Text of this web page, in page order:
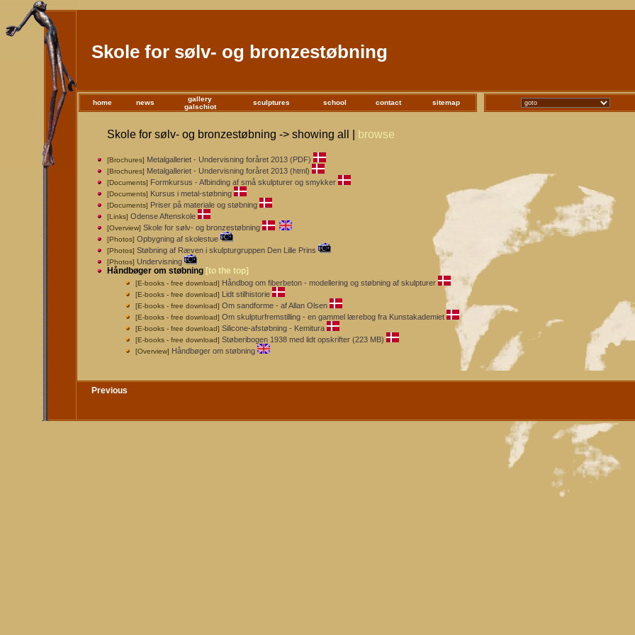
Skole for sølv- og bronzestøbning
home news
gallery
galschiot
sculptures school contact sitemap
Skole for sølv- og bronzestøbning -> showing all | browse
[Brochures] Metalgalleriet - Undervisning foråret 2013 (PDF)
[Brochures] Metalgalleriet - Undervisning foråret 2013 (html)
[Documents] Formkursus - Afbinding af små skulpturer og smykker
[Documents] Kursus i metal-støbning
[Documents] Priser på materiale og støbning
[Links] Odense Aftenskole
[Overview] Skole for sølv- og bronzestøbning
[Photos] Opbygning af skolestue
[Photos] Støbning af Ræven i skulpturgruppen Den Lille Prins
[Photos] Undervisning
Håndbøger om støbning [to the top]
[E-books - free download] Håndbog om fiberbeton - modellering og støbning af skulpturer
[E-books - free download] Lidt stilhistorie
[E-books - free download] Om sandforme - af Allan Olsen
[E-books - free download] Om skulpturfremstilling - en gammel lærebog fra Kunstakademiet
[E-books - free download] Silicone-afstøbning - Kemitura
[E-books - free download] Støberibogen 1938 med lidt opskrifter (223 MB)
[Overview] Håndbøger om støbning
Previous